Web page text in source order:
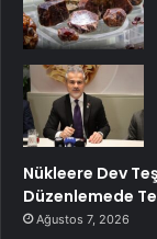
Nükleere Dev
Düzenlemede
Ağustos 7, 2026